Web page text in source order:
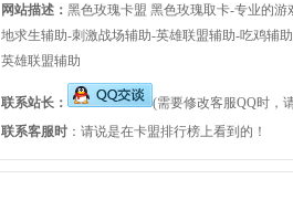
网站描述： 黑色玫瑰卡盟 黑色玫瑰取卡-专业的
地求生辅助-刺激战场辅助-英雄联盟辅助-吃鸡辅
英雄联盟辅助
联系站长：
(需要修改客服QQ时，
联系客服时 ：请说是在卡盟排行榜上看到的！